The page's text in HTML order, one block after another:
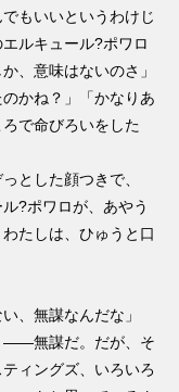
もいいというわけじ
ルキュール?ポワロ
、意味はないのさ」
かね？」「かなりあ
で命びろいをした
とした顔つきで、
?ポワロが、あやう
たしは、ひゅうと口
、無謀なんだな」
――無謀だ。だが、そ
ィングズ、いろいろ